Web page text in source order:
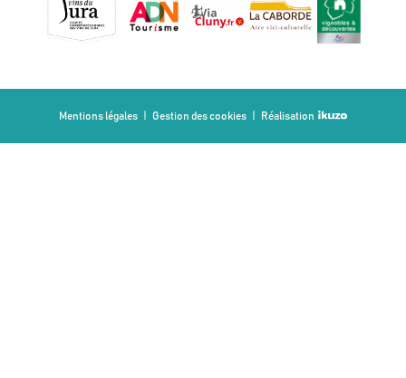
Mentions légales Gestion des cookies Réalisation